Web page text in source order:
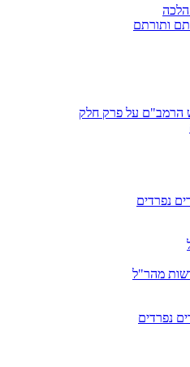
הלכה
ותורתם
הרמב"ם על פרק חלק
נפרדים
מהר"ל
נפרדים